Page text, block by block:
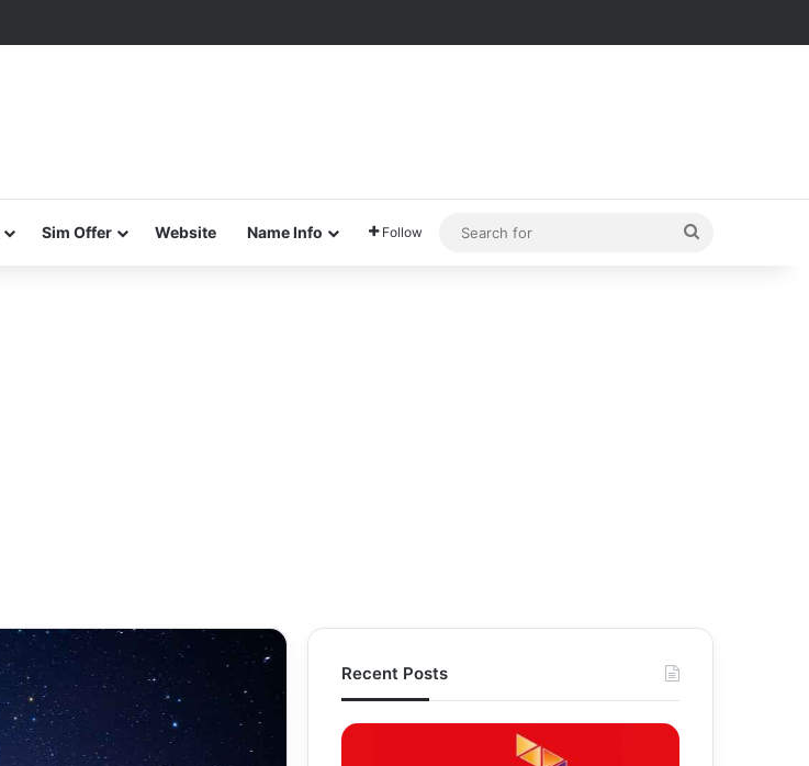
Sim Offer Website Name Info Follow
Recent Posts